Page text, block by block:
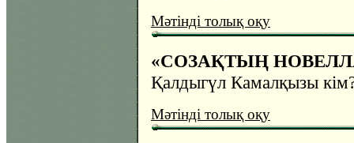
Мәтінді толық оқу
«СОЗАҚТЫҢ
Қалдыгүл Камалқызы
Мәтінді толық оқу